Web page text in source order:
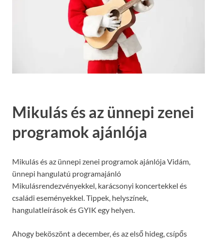
Mikulás és az ünnepi zenei
programok ajánlója
Mikulás és az ünnepi zenei programok ajánlója Vidám,
ünnepi hangulatú programajánló
Mikulásrendezvényekkel, karácsonyi koncertekkel és
családi eseményekkel. Tippek, helyszínek,
hangulatleírások és GYIK egy helyen.
Ahogy beköszönt a december, és az első hideg, csípős